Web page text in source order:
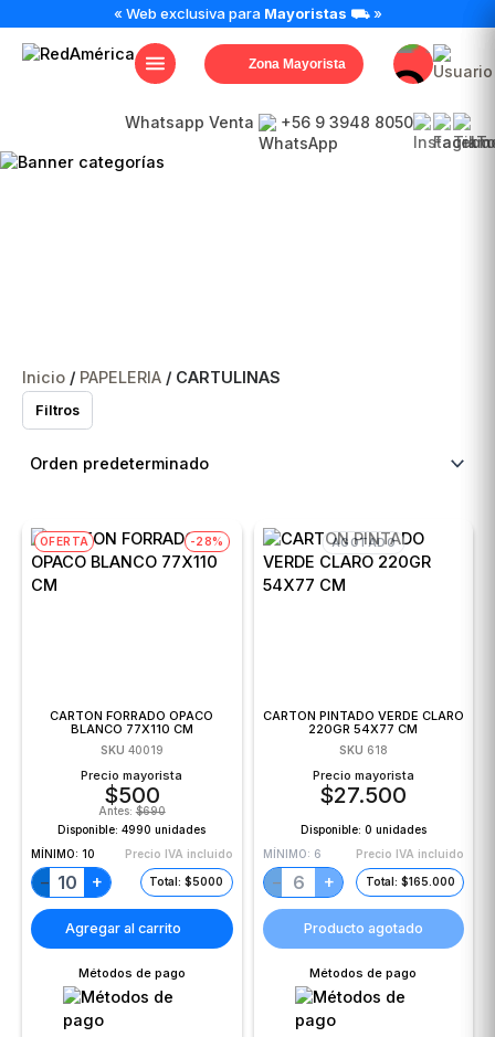
« Web exclusiva para Mayoristas ⛟ »
Zona Mayorista
Whatsapp Venta +56 9 3948 8050
Inicio / PAPELERIA / CARTULINAS
Filtros
OFERTA -28%
CARTON FORRADO OPACO
BLANCO 77X110 CM
SKU 40019
Precio mayorista
$500
Antes:$690
Disponible:4990 unidades
MÍNIMO: 10 Precio IVA incluido
− + Total: $5000
Agregar al carrito
Métodos de pago
AGOTADO
CARTON PINTADO VERDE CLARO
220GR 54X77 CM
SKU 618
Precio mayorista
$27.500
Disponible: 0 unidades
MÍNIMO: 6 Precio IVA incluido
− + Total: $165.000
Producto agotado
Métodos de pago